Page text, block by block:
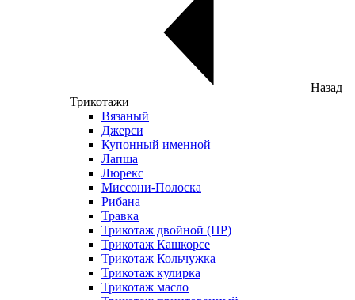
Назад
Трикотажи
Вязаный
Джерси
Купонный именной
Лапша
Люрекс
Миссони-Полоска
Рибана
Травка
Трикотаж двойной (НР)
Трикотаж Кашкорсе
Трикотаж Кольчужка
Трикотаж кулирка
Трикотаж масло